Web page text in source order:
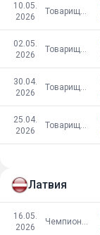
10.05.
2026
Товарищеские матчи
02.05.
2026
Товарищеские матчи
30.04.
2026
Товарищеские матчи
25.04.
2026
Товарищеские матчи
Латвия
16.05.
2026
Чемпионат мира 2026